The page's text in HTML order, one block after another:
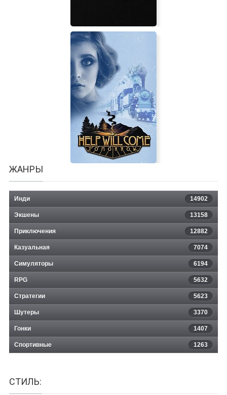
Chamber of Darkness
Help Will Come Tomorrow
ЖАНРЫ
Инди 14902
Экшены 13158
Приключения 12882
Казуальная 7074
Симуляторы 6194
RPG 5632
Стратегии 5623
Шутеры 3370
Гонки 1407
Спортивные 1263
СТИЛЬ: